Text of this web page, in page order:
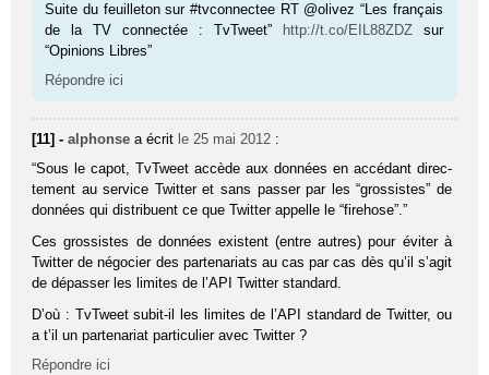
Suite du feuilleton sur #tvconnectee RT @olivez “Les français
de la TV connectée : TvTweet”
http://t.co/EIL88ZDZsur
“Opinions Libres”
Répondre ici
[11] -alphonse a écrit le 25 mai 2012 :
“Sous le capot, TvT­weet accède aux don­nées en accé­dant direc­
te­ment au ser­vice Twit­ter et sans pas­ser par les “gros­sistes” de
don­nées qui dis­tri­buent ce que Twit­ter appelle le “firehose”.”
Ces grossistes de données existent (entre autres) pour éviter à
Twitter de négocier des partenariats au cas par cas dès qu’il s’agit
de dépasser les limites de l’API Twitter standard.
D’où : TvTweet subit-il les limites de l’API standard de Twitter, ou
a t’il un partenariat particulier avec Twitter ?
Répondre ici